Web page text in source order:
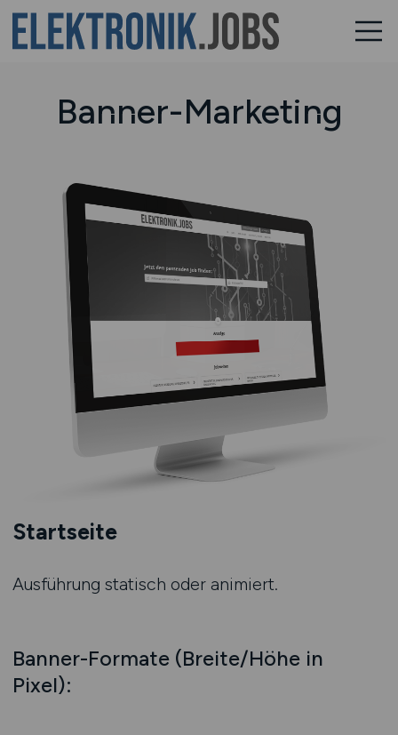
Banner-Marketing
Startseite
Ausführung statisch oder animiert.
Banner-Formate (Breite/Höhe in
Pixel):